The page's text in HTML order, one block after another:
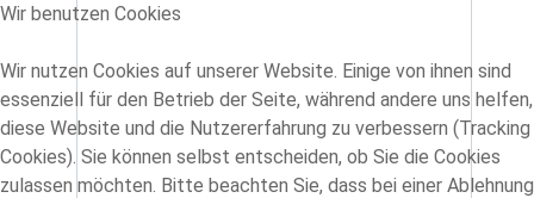
Wir benutzen Cookies
Wir nutzen Cookies auf unserer Website. Einige von ihnen sind
essenziell für den Betrieb der Seite, während andere uns helfen,
diese Website und die Nutzererfahrung zu verbessern (Tracking
Cookies). Sie können selbst entscheiden, ob Sie die Cookies
zulassen möchten. Bitte beachten Sie, dass bei einer Ablehnung